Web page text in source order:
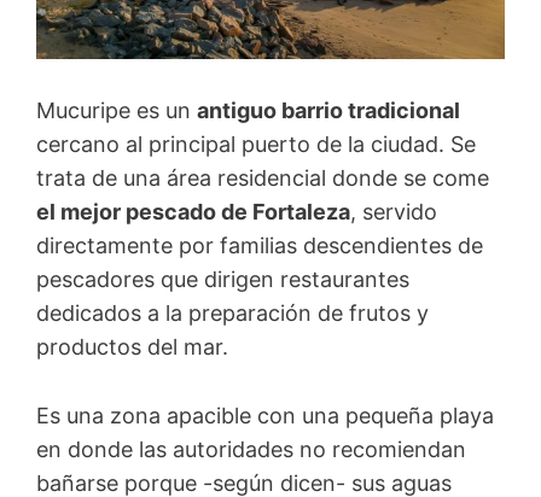
Mucuripe es un antiguo barrio tradicional
cercano al principal puerto de la ciudad. Se
trata de una área residencial donde se come
el mejor pescado de Fortaleza, servido
directamente por familias descendientes de
pescadores que dirigen restaurantes
dedicados a la preparación de frutos y
productos del mar.
Es una zona apacible con una pequeña playa
en donde las autoridades no recomiendan
bañarse porque -según dicen- sus aguas